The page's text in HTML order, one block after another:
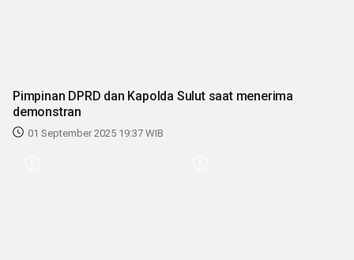
Pimpinan DPRD dan Kapolda Sulut saat menerima
demonstran
01 September 2025 19:37 WIB